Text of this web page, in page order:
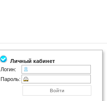
Личный кабинет
Логин:
Пароль: